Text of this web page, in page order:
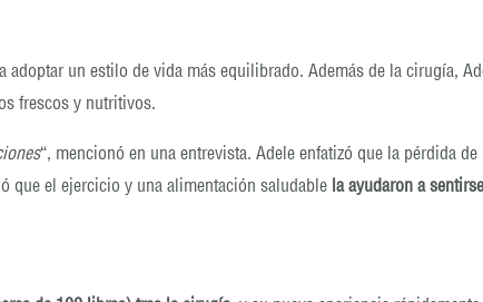
un estilo de vida más equilibrado. Además de la cirugía,
frescos y nutritivos.
“, mencionó en una entrevista. Adele enfatizó que la pérdida
que el ejercicio y una alimentación saludable la ayudaron a